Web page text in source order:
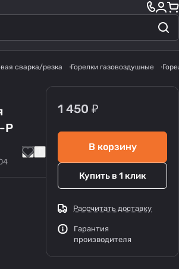
сварка/резка Горелки газовоздушные
Р
1 450 ₽
В корзину
Купить в 1 клик
Рассчитать доставку
Гарантия
производителя